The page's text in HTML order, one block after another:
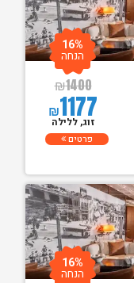
₪1400
₪1177
16%
הנחה
זוג, ללילה
פרטים
16%
הנחה